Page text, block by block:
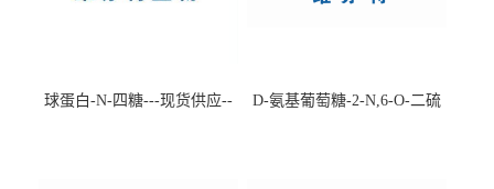
球蛋白-N-四糖---现货供应--
D-氨基葡萄糖-2-N,6-O-二硫